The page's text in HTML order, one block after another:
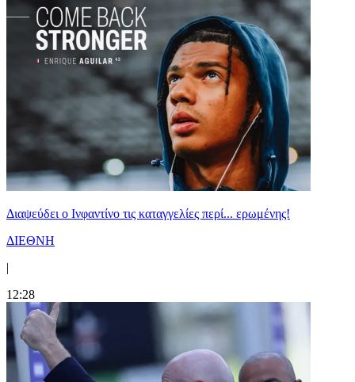
Διαψεύδει ο Ινφαντίνο τις καταγγελίες περί... ερωμένης!
ΔΙΕΘΝΗ
|
12:28